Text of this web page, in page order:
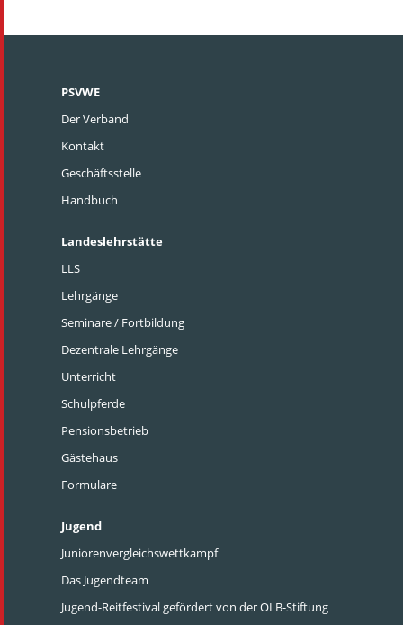
PSVWE
Der Verband
Kontakt
Geschäftsstelle
Handbuch
Landeslehrstätte
LLS
Lehrgänge
Seminare / Fortbildung
Dezentrale Lehrgänge
Unterricht
Schulpferde
Pensionsbetrieb
Gästehaus
Formulare
Jugend
Juniorenvergleichswettkampf
Das Jugendteam
Jugend-Reitfestival gefördert von der OLB-Stiftung